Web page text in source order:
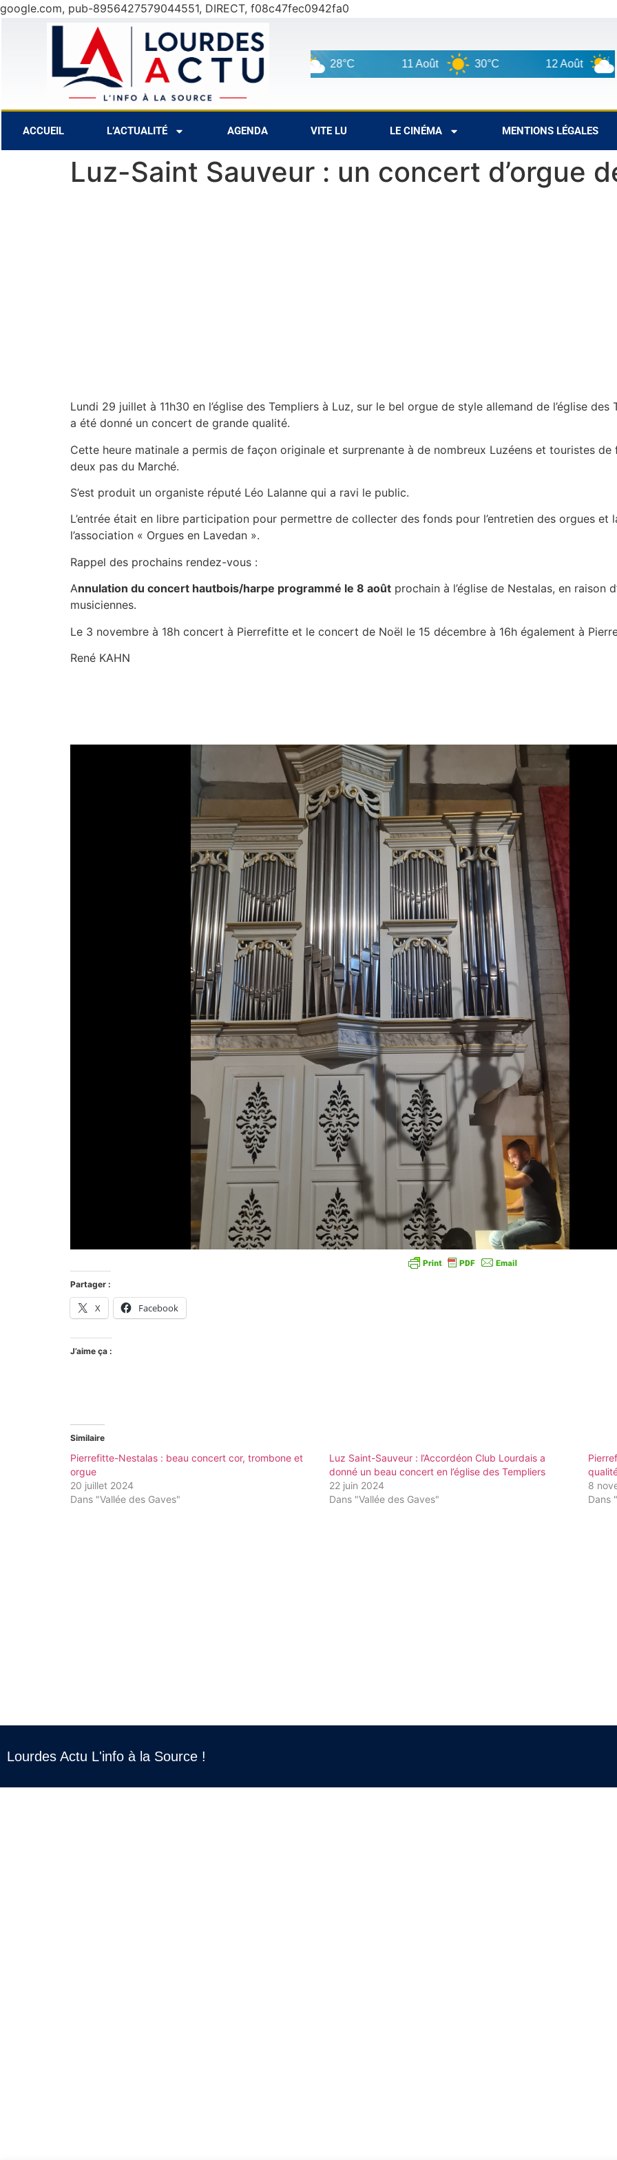
google.com, pub-8956427579044551, DIRECT, f08c47fec0942fa0
9 Août 30°C 10 Août 28°C 11 Août 30°C 12 Août 31°C
ACCUEIL L’ACTUALITÉ AGENDA VITE LU LE CINÉMA MENTIONS LÉGALES
Luz-Saint Sauveur : un concert d’orgue
Lundi 29 juillet à 11h30 en l’église des Templiers à Luz, sur le bel orgue de style allemand de l’église
a été donné un concert de grande qualité.
Cette heure matinale a permis de façon originale et surprenante à de nombreux Luzéens et touristes de
deux pas du Marché.
S’est produit un organiste réputé Léo Lalanne qui a ravi le public.
L’entrée était en libre participation pour permettre de collecter des fonds pour l’entretien des orgues et
l’association « Orgues en Lavedan ».
Rappel des prochains rendez-vous :
Annulation du concert hautbois/harpe programmé le 8 août prochain à l’église de Nestalas, en raison
musiciennes.
Le 3 novembre à 18h concert à Pierrefitte et le concert de Noël le 15 décembre à 16h également à
René KAHN
Partager :
X Facebook
J’aime ça :
Similaire
Pierrefitte-Nestalas : beau concert cor, trombone et
orgue
20 juillet 2024
Dans "Vallée des Gaves"
Luz Saint-Sauveur : l’Accordéon Club Lourdais a
donné un beau concert en l’église des Templiers
22 juin 2024
Dans "Vallée des Gaves"
8
Dans
Lourdes Actu L'info à la Source !